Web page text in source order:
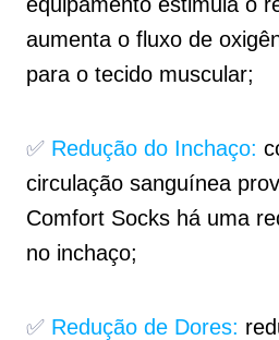
aumenta o fluxo de
para o tecido muscular;
✅ Redução do Inchaço:
circulação sanguínea
Comfort Socks há uma
no inchaço;
✅ Redução de Dores: